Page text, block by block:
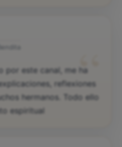
“
por este canal, me ha
reflexiones
hermanos. Todo ello
espiritual